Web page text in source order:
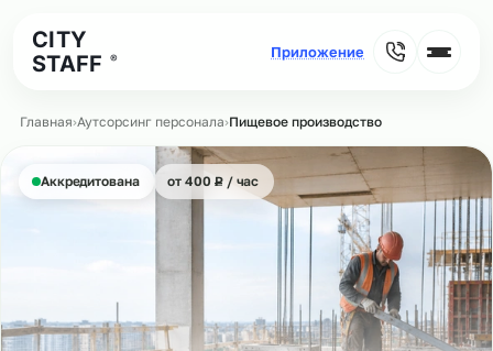
CITY
STAFF
®
Главная›Аутсорсинг персонала›Пищевое производство
Аккредитована от 400 ₽
Р/ час